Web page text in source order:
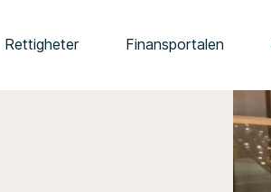
Rettigheter Finansportalen